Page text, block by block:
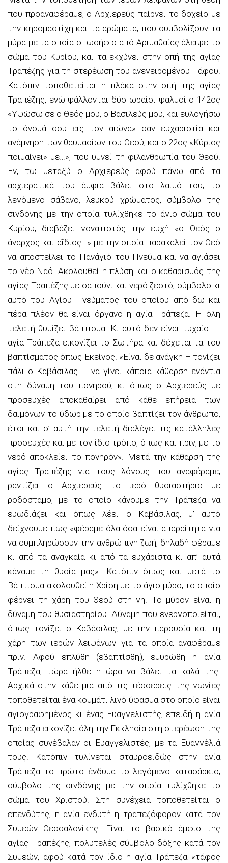
που προαναφέραμε, ο Αρχιερεύς παίρνει το δοχείο με
την κηρομαστίχη και τα αρώματα, που συμβολίζουν τα
μύρα με τα οποία ο Ιωσήφ ο από Αριμαθαίας άλειψε το
σώμα του Κυρίου, και τα εκχύνει στην οπή της αγίας
Τραπέζης για τη στερέωση του ανεγειρομένου Τάφου.
Κατόπιν τοποθετείται η πλάκα στην οπή της αγίας
Τραπέζης, ενώ ψάλλονται δύο ωραίοι ψαλμοί ο 142ος
«Υψώσω σε ο Θεός μου, ο Βασιλεύς μου, και ευλογήσω
το όνομά σου εις τον αιώνα» σαν ευχαριστία και
ανάμνηση των θαυμασίων του Θεού, και ο 22ος «Κύριος
ποιμαίνει» με…», που υμνεί τη φιλανθρωπία του Θεού.
Εν, τω μεταξύ ο Αρχιερεύς αφού πάνω από τα
αρχιερατικά του άμφια βάλει στο λαιμό του, το
λεγόμενο σάβανο, λευκού χρώματος, σύμβολο της
σινδόνης με την οποία τυλίχθηκε το άγιο σώμα του
Κυρίου, διαβάζει γονατιστός την ευχή «ο Θεός ο
άναρχος και αΐδιος…» με την οποία παρακαλεί τον Θεό
να αποστείλει το Πανάγιό του Πνεύμα και να αγιάσει
το νέο Ναό. Ακολουθεί η πλύση και ο καθαρισμός της
αγίας Τραπέζης με σαπούνι και νερό ζεστό, σύμβολο κι
αυτό του Αγίου Πνεύματος του οποίου από δω και
πέρα πλέον θα είναι όργανο η αγία Τράπεζα. Η όλη
τελετή θυμίζει βάπτισμα. Κι αυτό δεν είναι τυχαίο. Η
αγία Τράπεζα εικονίζει το Σωτήρα και δέχεται τα του
βαπτίσματος όπως Εκείνος. «Είναι δε ανάγκη – τονίζει
πάλι ο Καβάσιλας – να γίνει κάποια κάθαρση ενάντια
στη δύναμη του πονηρού, κι όπως ο Αρχιερεύς με
προσευχές αποκαθαίρει από κάθε επήρεια των
δαιμόνων το ύδωρ με το οποίο βαπτίζει τον άνθρωπο,
έτσι και σ’ αυτή την τελετή διαλέγει τις κατάλληλες
προσευχές και με τον ίδιο τρόπο, όπως και πριν, με το
νερό αποκλείει το πονηρόν». Μετά την κάθαρση της
αγίας Τραπέζης για τους λόγους που αναφέραμε,
ραντίζει ο Αρχιερεύς το ιερό θυσιαστήριο με
ροδόσταμο, με το οποίο κάνουμε την Τράπεζα να
ευωδιάζει και όπως λέει ο Καβάσιλας, μ’ αυτό
δείχνουμε πως «φέραμε όλα όσα είναι απαραίτητα για
να συμπληρώσουν την ανθρώπινη ζωή, δηλαδή φέραμε
κι από τα αναγκαία κι από τα ευχάριστα κι απ’ αυτά
κάναμε τη θυσία μας». Κατόπιν όπως και μετά το
Βάπτισμα ακολουθεί η Χρίση με το άγιο μύρο, το οποίο
φέρνει τη χάρη του Θεού στη γη. Το μύρον είναι η
δύναμη του θυσιαστηρίου. Δύναμη που ενεργοποιείται,
όπως τονίζει ο Καβάσιλας, με την παρουσία και τη
χάρη των ιερών λειψάνων για τα οποία αναφέραμε
πριν. Αφού επλύθη (εβαπτίσθη), εμυρώθη η αγία
Τράπεζα, τώρα ήλθε η ώρα να βάλει τα καλά της.
Αρχικά στην κάθε μια από τις τέσσερεις της γωνίες
τοποθετείται ένα κομμάτι λινό ύφασμα στο οποίο είναι
αγιογραφημένος κι ένας Ευαγγελιστής, επειδή η αγία
Τράπεζα εικονίζει όλη την Εκκλησία στη στερέωση της
οποίας συνέβαλαν οι Ευαγγελιστές, με τα Ευαγγέλιά
τους. Κατόπιν τυλίγεται σταυροειδώς στην αγία
Τράπεζα το πρώτο ένδυμα το λεγόμενο κατασάρκιο,
σύμβολο της σινδόνης με την οποία τυλίχθηκε το
σώμα του Χριστού. Στη συνέχεια τοποθετείται ο
επενδύτης, η αγία ενδυτή η τραπεζόφορον κατά τον
Συμεών Θεσσαλονίκης. Είναι το βασικό άμφιο της
αγίας Τραπέζης, πολυτελές σύμβολο δόξης κατά τον
Συμεών, αφού κατά τον ίδιο η αγία Τράπεζα «τάφος